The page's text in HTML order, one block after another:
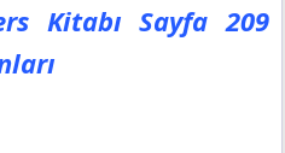
Kitabı Sayfa 209